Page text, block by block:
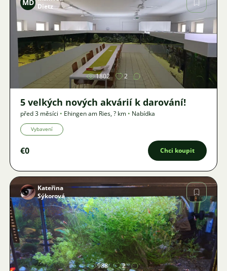
Obrázek
MD Dietz
1802 2
5 velkých nových akvárií k darování!
před 3 měsíci • Ehingen am Ries,? km • Nabídka
Vybavení
€0 Chci koupit
Obrázek
Kateřina
Sýkorová
988 2